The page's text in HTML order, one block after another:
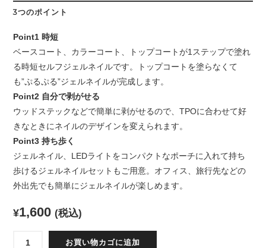
3つのポイント
Point1 時短
ベースコート、カラーコート、トップコートが1ステップで塗れ
る時短セルフジェルネイルです。トップコートを塗らなくて
も”ぷるぷる”ジェルネイルが完成します。
Point2 自分で剥がせる
ウッドステックなどで簡単に剥がせるので、TPOに合わせて好
きなときにネイルのデザインを変えられます。
Point3 持ち歩く
ジェルネイル、LEDライトをコンパクトなポーチに入れて持ち
歩けるジェルネイルセットもご用意。オフィス、旅行先などの
外出先でも簡単にジェルネイルが楽しめます。
¥1,600 (税込)
お買い物カゴに追加